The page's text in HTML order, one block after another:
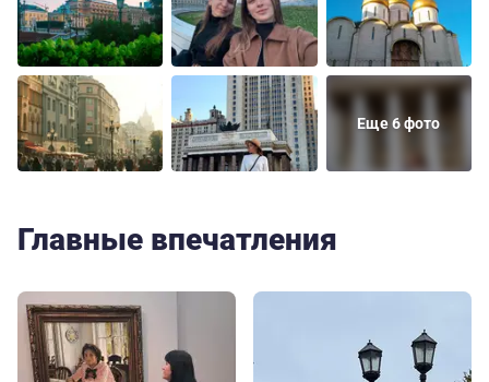
Еще 6 фото
Главные впечатления